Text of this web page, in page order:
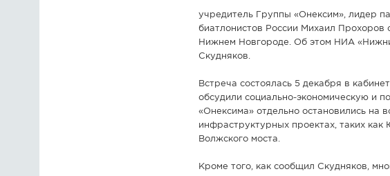
учредитель Группы «Онексим», лидер
биатлонистов России Михаил Прохоров
Нижнем Новгороде. Об этом НИА
Скудняков.
Встреча состоялась 5 декабря в
обсудили социально-экономическую и
«Онексима» отдельно остановились на
инфраструктурных проектах, таких
Волжского моста.
Кроме того, как сообщил Скудняков,